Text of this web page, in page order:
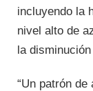
incluyendo la
nivel alto de
la
“Un patrón de